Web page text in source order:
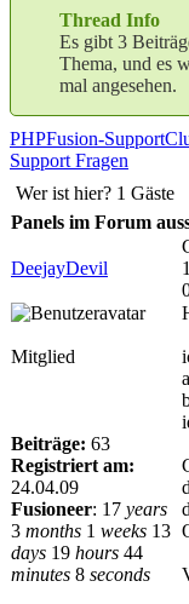
Thread Info
Es gibt 3
Thema, und es
mal angesehen.
PHPFusion-
Support Fragen
Wer ist hier? 1 Gäste
Panels im Forum
DeejayDevil
Mitglied
Beiträge: 63
Registriert am:
24.04.09
Fusioneer: 17 years
3 months 1 weeks 13
days 19 hours 44
minutes 8 seconds